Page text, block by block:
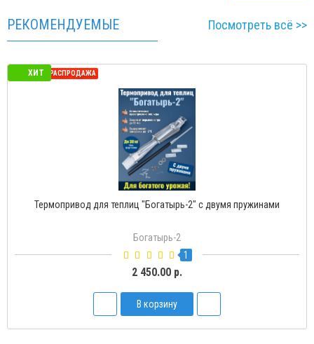
РЕКОМЕНДУЕМЫЕ Посмотреть всё >>
ХИТ
СЕЗОННАЯ РАСПРОДАЖА
Термопривод для теплиц "Богатырь-Д" с доводчиком
Богатырь-Д
2
1 500.00 р.
В корзину